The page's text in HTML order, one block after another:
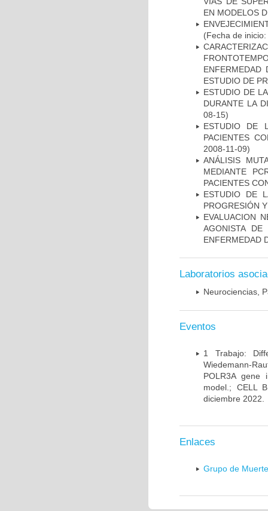
EN MODELOS
(Fecha de
ENFERMEDAD
ESTUDIO DE
ESTUDIO DE
DURANTE LA
08-15)
ESTUDIO DE
PACIENTES
2008-11-09)
ANÁLISIS
MEDIANTE
PACIENTES
ESTUDIO DE
PROGRESIÓN
EVALUACION
AGONISTA
ENFERMEDAD
Laboratorios
Neurociencias,
Eventos
1 Trabajo:
Wiedemann-
POLR3A gene
model.; CELL
diciembre 2022.
Enlaces
Grupo de